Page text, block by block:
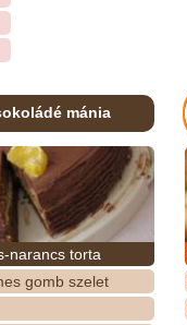
mánia
narancs torta
gomb szelet